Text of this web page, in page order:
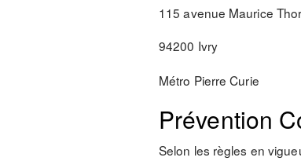
115 avenue Maurice
94200 Ivry
Métro Pierre Curie
Prévention
Selon les règles en